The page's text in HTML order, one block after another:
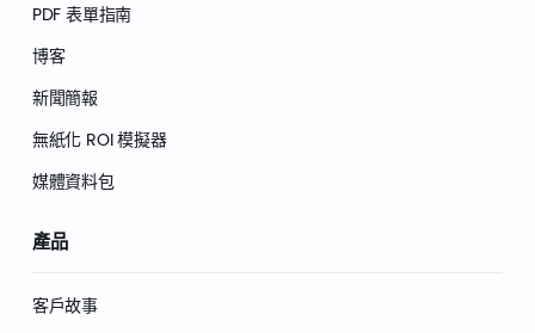
PDF 表單指南
博客
新聞簡報
無紙化 ROI 模擬器
媒體資料包
產品
客戶故事